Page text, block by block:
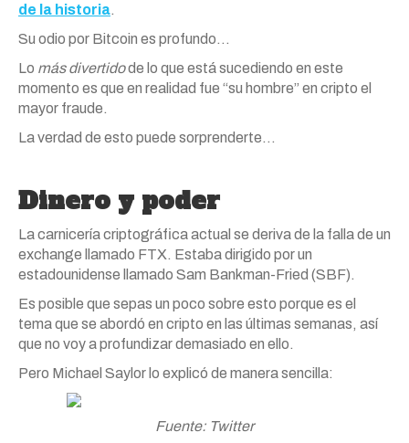
de la historia.
Su odio por Bitcoin es profundo…
Lo más divertidode lo que está sucediendo en este
momento es que en realidad fue “su hombre” en cripto el
mayor fraude.
La verdad de esto puede sorprenderte…
Dinero y poder
La carnicería criptográfica actual se deriva de la falla de un
exchange llamado FTX. Estaba dirigido por un
estadounidense llamado Sam Bankman-Fried (SBF).
Es posible que sepas un poco sobre esto porque es el
tema que se abordó en cripto en las últimas semanas, así
que no voy a profundizar demasiado en ello.
Pero Michael Saylor lo explicó de manera sencilla:
Fuente: Twitter